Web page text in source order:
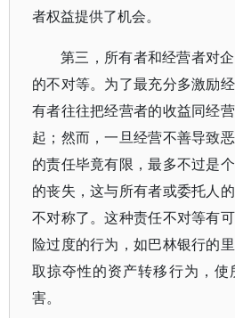
者权益提供了机会。
第三，所有者和经营者对
的不对等。为了最充分多激励
有者往往把经营者的收益同经
起；然而，一旦经营不善导致
的责任毕竟有限，最多不过是
的丧失，这与所有者或委托人
不对称了。这种责任不对等有
险过度的行为，如巴林银行的
取掠夺性的资产转移行为，使
害。